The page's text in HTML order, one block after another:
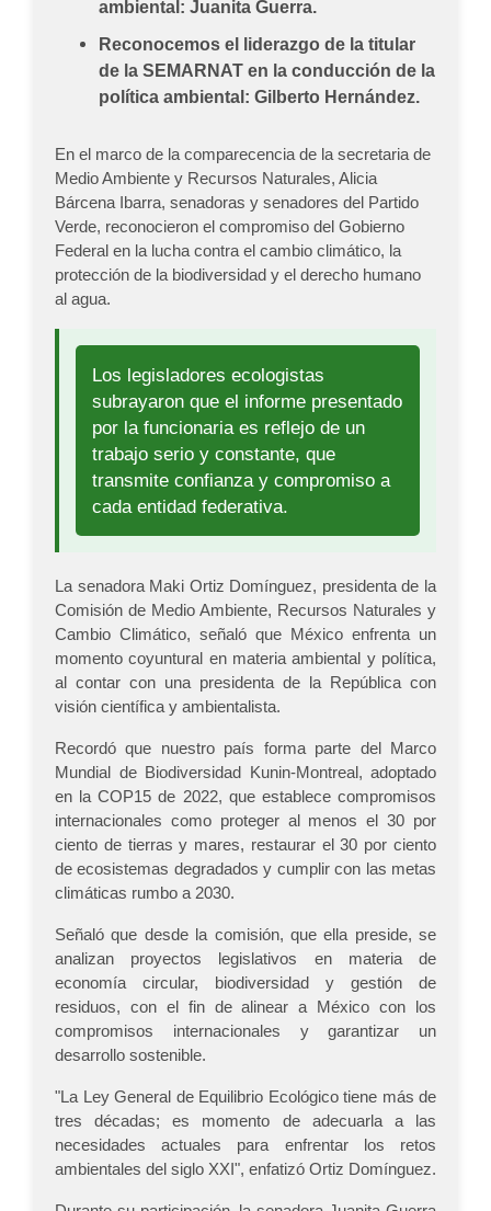
ambiental: Juanita Guerra.
Reconocemos el liderazgo de la titular
de la SEMARNAT en la conducción de la
política ambiental: Gilberto Hernández.
En el marco de la comparecencia de la secretaria de
Medio Ambiente y Recursos Naturales, Alicia
Bárcena Ibarra, senadoras y senadores del Partido
Verde, reconocieron el compromiso del Gobierno
Federal en la lucha contra el cambio climático, la
protección de la biodiversidad y el derecho humano
al agua.
Los legisladores ecologistas
subrayaron que el informe presentado
por la funcionaria es reflejo de un
trabajo serio y constante, que
transmite confianza y compromiso a
cada entidad federativa.
La senadora Maki Ortiz Domínguez, presidenta de la
Comisión de Medio Ambiente, Recursos Naturales y
Cambio Climático, señaló que México enfrenta un
momento coyuntural en materia ambiental y política,
al contar con una presidenta de la República con
visión científica y ambientalista.
Recordó que nuestro país forma parte del Marco
Mundial de Biodiversidad Kunin-Montreal, adoptado
en la COP15 de 2022, que establece compromisos
internacionales como proteger al menos el 30 por
ciento de tierras y mares, restaurar el 30 por ciento
de ecosistemas degradados y cumplir con las metas
climáticas rumbo a 2030.
Señaló que desde la comisión, que ella preside, se
analizan proyectos legislativos en materia de
economía circular, biodiversidad y gestión de
residuos, con el fin de alinear a México con los
compromisos internacionales y garantizar un
desarrollo sostenible.
"La Ley General de Equilibrio Ecológico tiene más de
tres décadas; es momento de adecuarla a las
necesidades actuales para enfrentar los retos
ambientales del siglo XXI", enfatizó Ortiz Domínguez.